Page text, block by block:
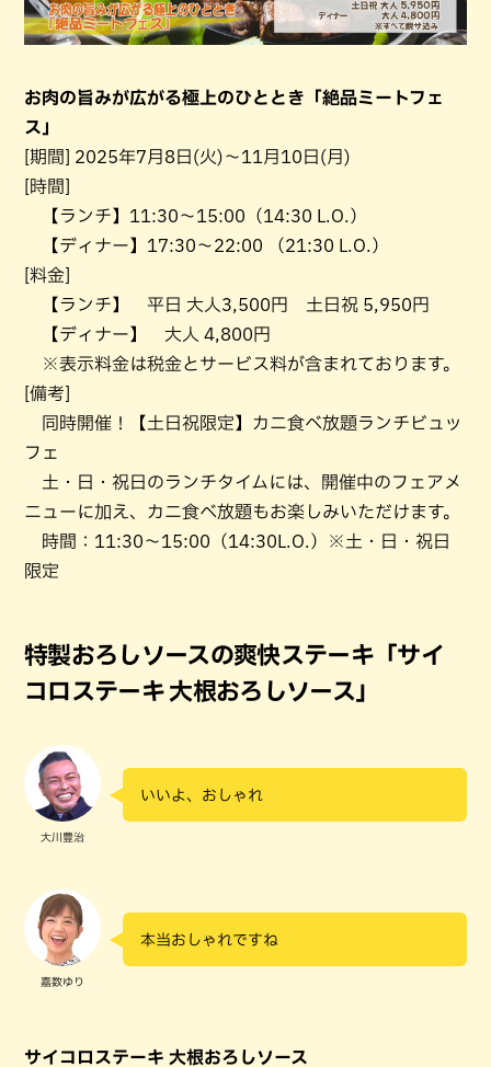
お肉の旨みが広がる極上のひととき「絶品ミートフェ
ス」
[期間] 2025年7月8日(火)～11月10日(月)
[時間]
【ランチ】11:30～15:00（14:30 L.O.）
【ディナー】17:30～22:00 （21:30 L.O.）
[料金]
【ランチ】 平日 大人3,500円 土日祝 5,950円
【ディナー】 大人 4,800円
※表示料金は税金とサービス料が含まれております。
[備考]
同時開催！【土日祝限定】カニ食べ放題ランチビュッ
フェ
土・日・祝日のランチタイムには、開催中のフェアメ
ニューに加え、カニ食べ放題もお楽しみいただけます。
時間：11:30～15:00（14:30L.O.）※土・日・祝日
限定
特製おろしソースの爽快ステーキ「サイ
コロステーキ 大根おろしソース」
大川豊治
いいよ、おしゃれ
嘉数ゆり
本当おしゃれですね
サイコロステーキ 大根おろしソース